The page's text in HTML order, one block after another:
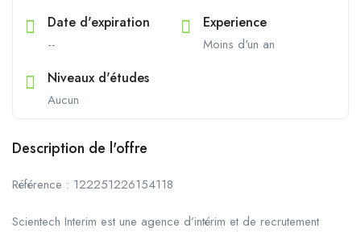
Date d'expiration
--
Experience
Moins d'un an
Niveaux d'études
Aucun
Description de l'offre
Référence : 122251226154118
Scientech Interim est une agence d’intérim et de recrutement